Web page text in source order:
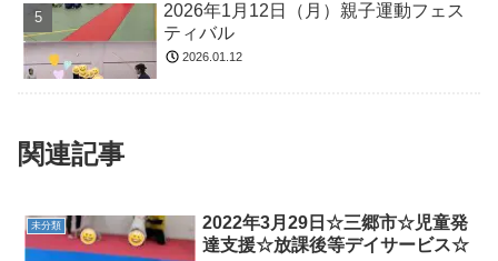
2026年1月12日（月）親子運動フェス
ティバル
2026.01.12
関連記事
未分類
2022年3月29日☆三郷市☆児童発
達支援☆放課後等デイサービス☆